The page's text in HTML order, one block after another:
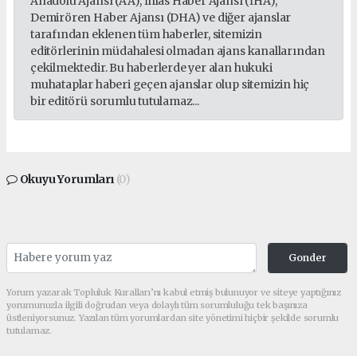
Demirören Haber Ajansı (DHA) ve diğer ajanslar
tarafından eklenen tüm haberler, sitemizin
editörlerinin müdahalesi olmadan ajans kanallarından
çekilmektedir. Bu haberlerde yer alan hukuki
muhataplar haberi geçen ajanslar olup sitemizin hiç
bir editörü sorumlu tutulamaz...
Okuyu Yorumları (0)
Gonder
Yorum yazarak Topluluk Kuralları’nı kabul etmiş bulunuyor ve siteye yaptığınız
yorumunuzla ilgili doğrudan veya dolaylı tüm sorumluluğu tek başınıza
üstleniyorsunuz. Yazılan tüm yorumlardan site yönetimi hiçbir şekilde sorumlu
tutulamaz.